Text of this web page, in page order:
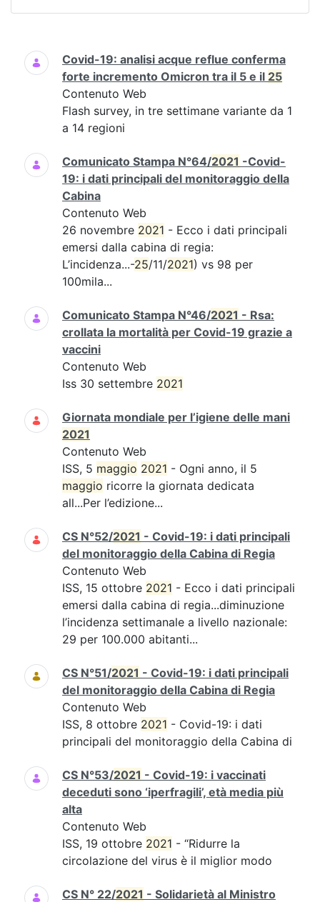
Ricerca
Covid-19: analisi acque reflue conferma
forte incremento Omicron tra il 5 e il 25
Contenuto Web
Flash survey, in tre settimane variante da 1
a 14 regioni
Comunicato Stampa N°64/2021 -Covid-
19: i dati principali del monitoraggio della
Cabina
Contenuto Web
26 novembre 2021 - Ecco i dati principali
emersi dalla cabina di regia:
L’incidenza...-25/11/2021) vs 98 per
100mila...
Comunicato Stampa N°46/2021 - Rsa:
crollata la mortalità per Covid-19 grazie a
vaccini
Contenuto Web
Iss 30 settembre 2021
Giornata mondiale per l’igiene delle mani
2021
Contenuto Web
ISS, 5 maggio 2021 - Ogni anno, il 5
maggio ricorre la giornata dedicata
all...Per l’edizione...
CS N°52/2021 - Covid-19: i dati principali
del monitoraggio della Cabina di Regia
Contenuto Web
ISS, 15 ottobre 2021 - Ecco i dati principali
emersi dalla cabina di regia...diminuzione
l’incidenza settimanale a livello nazionale:
29 per 100.000 abitanti...
CS N°51/2021 - Covid-19: i dati principali
del monitoraggio della Cabina di Regia
Contenuto Web
ISS, 8 ottobre 2021 - Covid-19: i dati
principali del monitoraggio della Cabina di
CS N°53/2021 - Covid-19: i vaccinati
deceduti sono ‘iperfragili’, età media più
alta
Contenuto Web
ISS, 19 ottobre 2021 - “Ridurre la
circolazione del virus è il miglior modo
CS N° 22/2021 - Solidarietà al Ministro